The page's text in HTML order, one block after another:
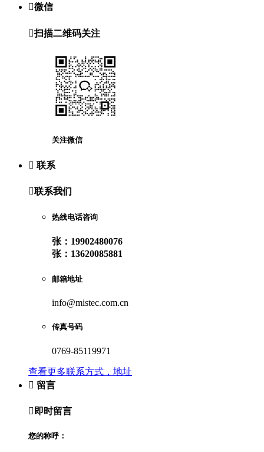
微信
扫描二维码关注
关注微信
 联系
联系我们
热线电话咨询
张：19902480076
张：13620085881
邮箱地址
info@mistec.com.cn
传真号码
0769-85119971
查看更多联系方式，地址
 留言
 即时留言
您的称呼：